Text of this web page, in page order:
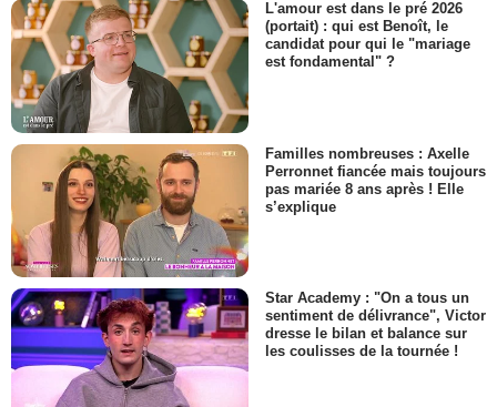
L'amour est dans le pré 2026
(portait) : qui est Benoît, le
candidat pour qui le "mariage
est fondamental" ?
Familles nombreuses : Axelle
Perronnet fiancée mais toujours
pas mariée 8 ans après ! Elle
s’explique
Star Academy : "On a tous un
sentiment de délivrance", Victor
dresse le bilan et balance sur
les coulisses de la tournée !